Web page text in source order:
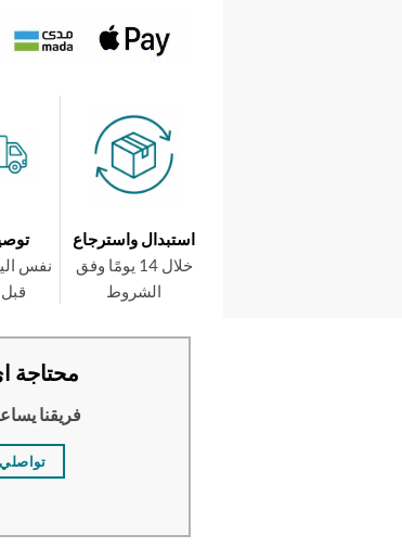
استبدال واسترجاع
خلال 14 يومًا وفق
الشروط
نفس
قبل 8 مساءً
محتاجة
فريقنا